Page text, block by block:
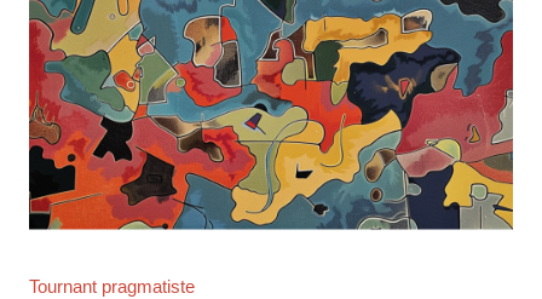
Tournant pragmatiste